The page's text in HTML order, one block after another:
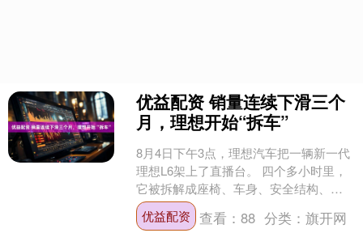
优益配资 销量连续下滑三个
月，理想开始“拆车”
8月4日下午3点，理想汽车把一辆新一代
理想L6架上了直播台。 四个多小时里，
它被拆解成座椅、车身、安全结构、底
盘和电池五个部分。 这场拆车直播发生
在理想汽车销量....
优益配资 查看：88 分类：旗开网